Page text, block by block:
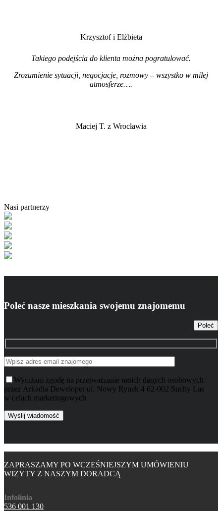
Krzysztof i Elżbieta
Takiego podejścia do klienta można pogratulować.
Zrozumienie sytuacji, negocjacje, rozmowy – wszystko w miłej
atmosferze….
Maciej T. z Wrocławia
Nasi partnerzy
Poleć nasze mieszkania swojemu znajomemu
Poleć
Wyrażam zgodę na przetwarzanie moich danych osobowych
przez Arkadia Deweloper ul. Nowy Rynek 4 62-002 Suchy Las
w celach marketingowych
ZAPRASZAMY PO WCZEŚNIEJSZYM UMÓWIENIU
WIZYTY Z NASZYM DORADCĄ
Infolinia
536 001 130